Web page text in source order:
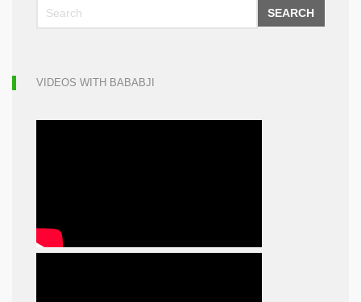
SEARCH
VIDEOS WITH BABABJI